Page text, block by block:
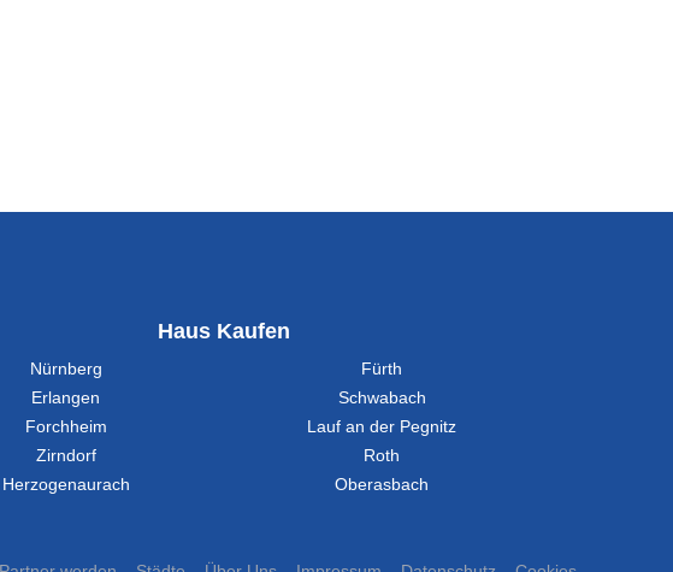
Haus Kaufen
Nürnberg
Fürth
Erlangen
Schwabach
Forchheim
Lauf an der Pegnitz
Zirndorf
Roth
Herzogenaurach
Oberasbach